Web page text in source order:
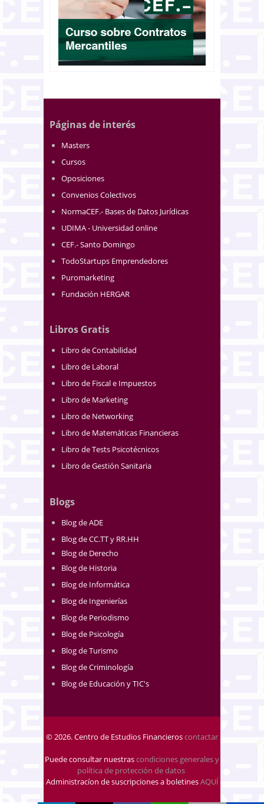
Páginas de interés
Masters
Cursos
Oposiciones
Convenios Colectivos
NormaCEF.- Bases de Datos Jurídicas
UDIMA - Universidad online
CEF.- Santo Domingo
TodoStartups Emprendedores
Puromarketing
Fundación HERGAR
Libros Gratis
Libro de Contabilidad
Libro de Laboral
Libro de Fiscal e Impuestos
Libro de Marketing
Libro de Networking
Libro de Matemáticas Financieras
Libro de Tests Psicotécnicos
Libro de Gestión Sanitaria
Blogs
Blog de ADE
Blog de CC.TT y RR.HH
Blog de Derecho
Blog de Historia
Blog de Informática
Blog de Ingenierías
Blog de Periodismo
Blog de Psicología
Blog de Turismo
Blog de Criminología
Blog de Educación y TIC's
© 2026. Centro de Estudios Financieroscontactar
Puede consultar nuestrascondiciones generales y
política de protección de datos
Administracíon de suscripciones a boletinesAQUÍ